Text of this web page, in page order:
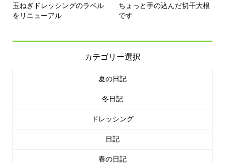
玉ねぎドレッシングのラベル
をリニューアル
ちょっと手の込んだ切干大根
です
カテゴリー選択
夏の日記
冬日記
ドレッシング
日記
春の日記